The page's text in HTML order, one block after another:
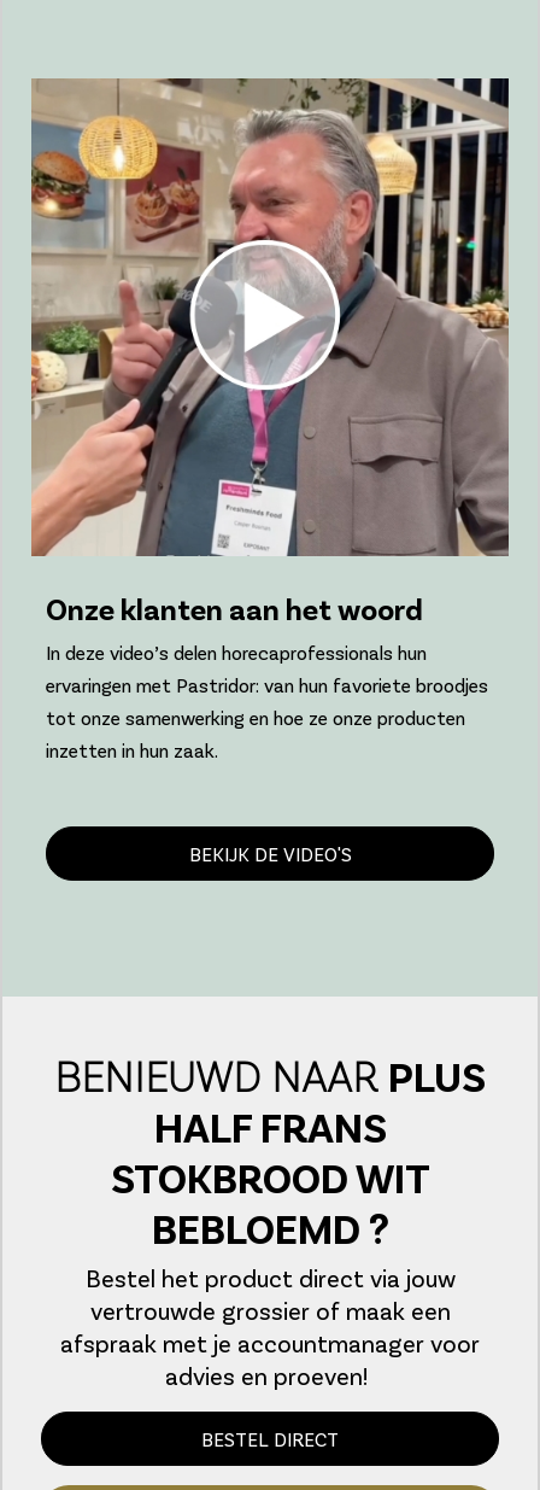
Onze klanten aan het woord
In deze video’s delen horecaprofessionals hun
ervaringen met Pastridor: van hun favoriete broodjes
tot onze samenwerking en hoe ze onze producten
inzetten in hun zaak.
BEKIJK DE VIDEO'S
BENIEUWD NAAR PLUS
HALF FRANS
STOKBROOD WIT
BEBLOEMD ?
Bestel het product direct via jouw
vertrouwde grossier of maak een
afspraak met je accountmanager voor
advies en proeven!
BESTEL DIRECT